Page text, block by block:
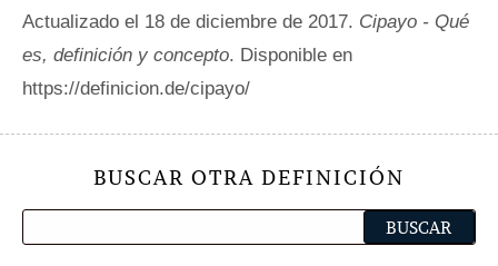
Actualizado el 18 de diciembre de 2017. Cipayo - Qué
es, definición y concepto. Disponible en
https://definicion.de/cipayo/
BUSCAR OTRA DEFINICIÓN